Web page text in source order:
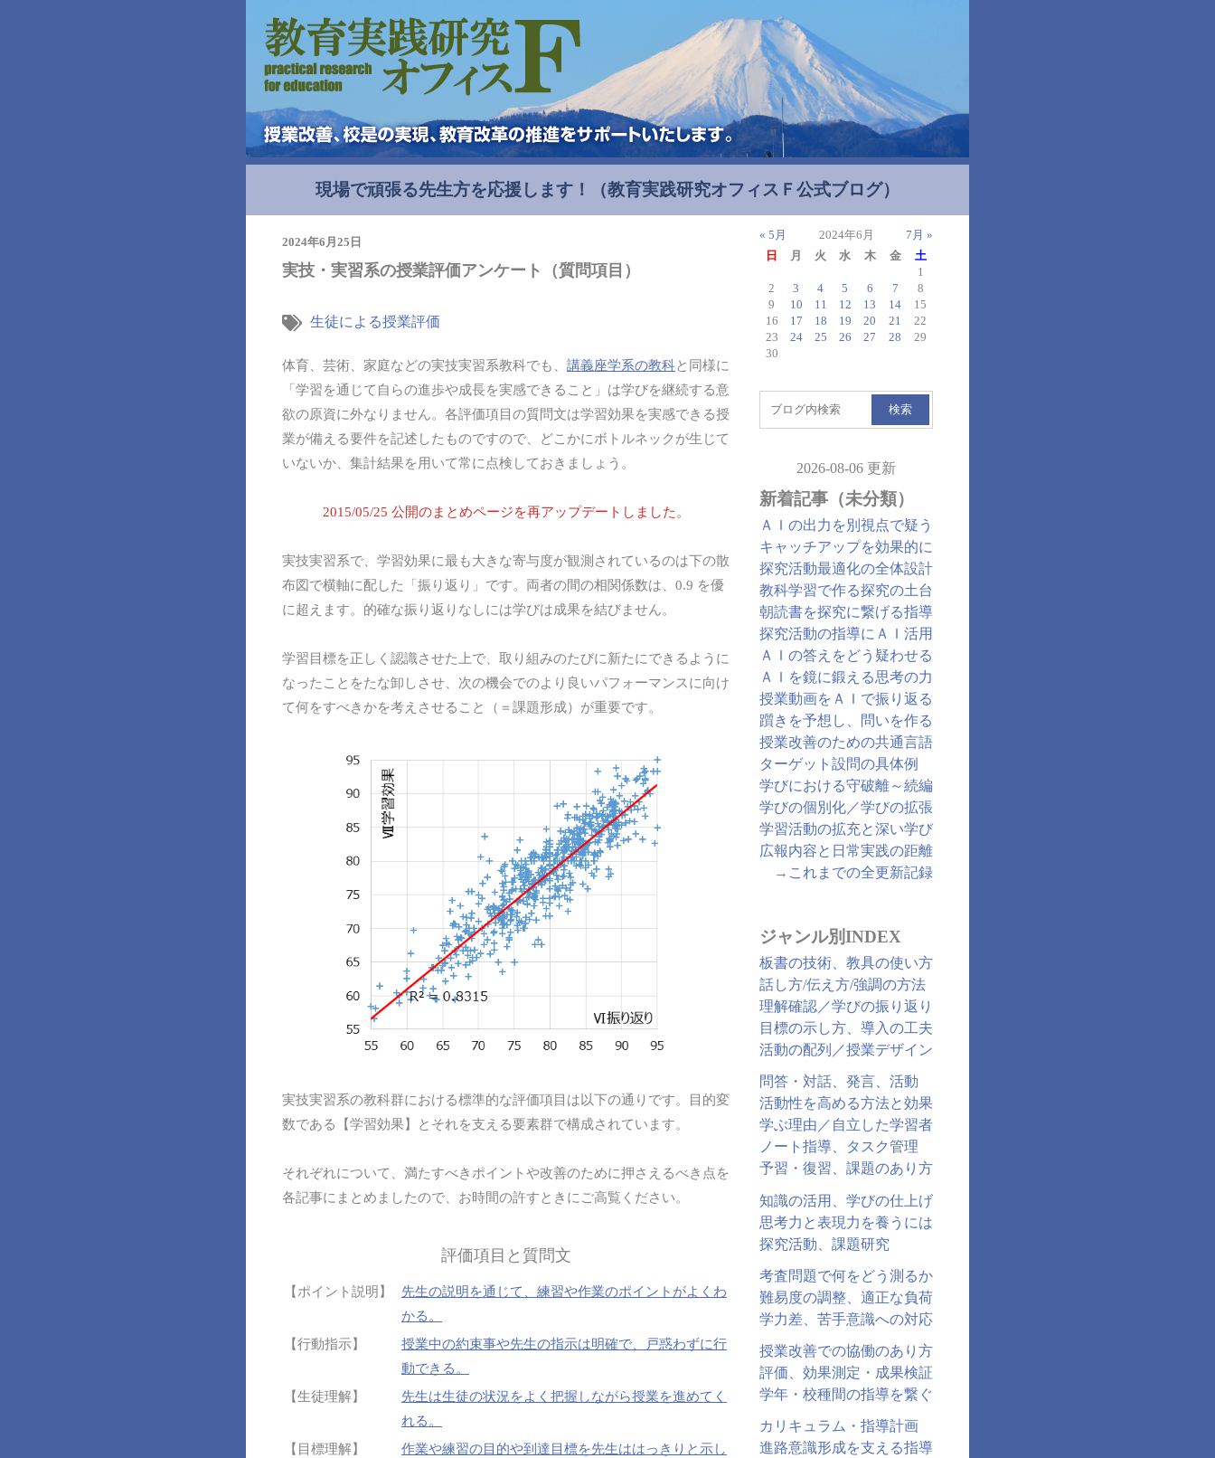
現場で頑張る先生方を応援します！ （教育実践研究オフィスＦ公式ブログ）
2024年6月25日
実技・実習系の授業評価アンケート（質問項目）
生徒による授業評価
体育、芸術、家庭などの実技実習系教科でも、 講義座学系の教科と同様に
「学習を通じて自らの進歩や成長を実感できること」は学びを継続する意
欲の原資に外なりません。各評価項目の質問文は学習効果を実感できる授
業が備える要件を記述したものですので、どこかにボトルネックが生じて
いないか、集計結果を用いて常に点検しておきましょう。
2015/05/25 公開のまとめページを再アップデートしました。
実技実習系で、学習効果に最も大きな寄与度が観測されているのは下の散
布図で横軸に配した「振り返り」です。両者の間の相関係数は、0.9 を優
に超えます。的確な振り返りなしには学びは成果を結びません。
学習目標を正しく認識させた上で、取り組みのたびに新たにできるように
なったことをたな卸しさせ、次の機会でのより良いパフォーマンスに向け
て何をすべきかを考えさせること（＝課題形成）が重要です。
実技実習系の教科群における標準的な評価項目は以下の通りです。目的変
数である【学習効果】とそれを支える要素群で構成されています。
それぞれについて、満たすべきポイントや改善のために押さえるべき点を
各記事にまとめましたので、お時間の許すときにご高覧ください。
評価項目と質問文
【ポイント説明】
先生の説明を通じて、練習や作業のポイントがよくわ
かる。
【行動指示】
授業中の約束事や先生の指示は明確で、戸惑わずに行
動できる。
【生徒理解】
先生は生徒の状況をよく把握しながら授業を進めてく
れる。
【目標理解】
作業や練習の目的や到達目標を先生ははっきりと示し
2024年6月
日
月 火 水 木 金
土
1
2
3 4 5 6 7
8
9
10 11 12 13 14
15
16
17 18 19 20 21
22
23
24 25 26 27 28
29
30
« 5月 7月 »
検索
2026-08-06 更新
新着記事（未分類）
ＡＩの出力を別視点で疑う
キャッチアップを効果的に
探究活動最適化の全体設計
教科学習で作る探究の土台
朝読書を探究に繋げる指導
探究活動の指導にＡＩ活用
ＡＩの答えをどう疑わせる
ＡＩを鏡に鍛える思考の力
授業動画をＡＩで振り返る
躓きを予想し、問いを作る
授業改善のための共通言語
ターゲット設問の具体例
学びにおける守破離～続編
学びの個別化／学びの拡張
学習活動の拡充と深い学び
広報内容と日常実践の距離
→ これまでの全更新記録
ジャンル別INDEX
板書の技術、教具の使い方
話し方/伝え方/強調の方法
理解確認／学びの振り返り
目標の示し方、導入の工夫
活動の配列／授業デザイン
問答・対話、発言、活動
活動性を高める方法と効果
学ぶ理由／自立した学習者
ノート指導、タスク管理
予習・復習、課題のあり方
知識の活用、学びの仕上げ
思考力と表現力を養うには
探究活動、課題研究
考査問題で何をどう測るか
難易度の調整、適正な負荷
学力差、苦手意識への対応
授業改善での協働のあり方
評価、効果測定・成果検証
学年・校種間の指導を繋ぐ
カリキュラム・指導計画
進路意識形成を支える指導